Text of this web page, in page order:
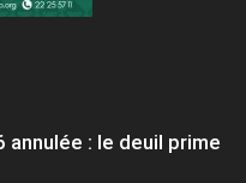
: le deuil prime